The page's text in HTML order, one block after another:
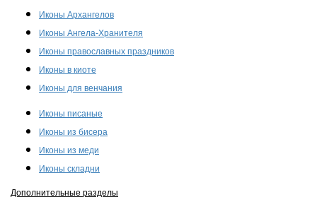
Иконы Архангелов
Иконы Ангела-Хранителя
Иконы православных праздников
Иконы в киоте
Иконы для венчания
Иконы писаные
Иконы из бисера
Иконы из меди
Иконы складни
Дополнительные разделы